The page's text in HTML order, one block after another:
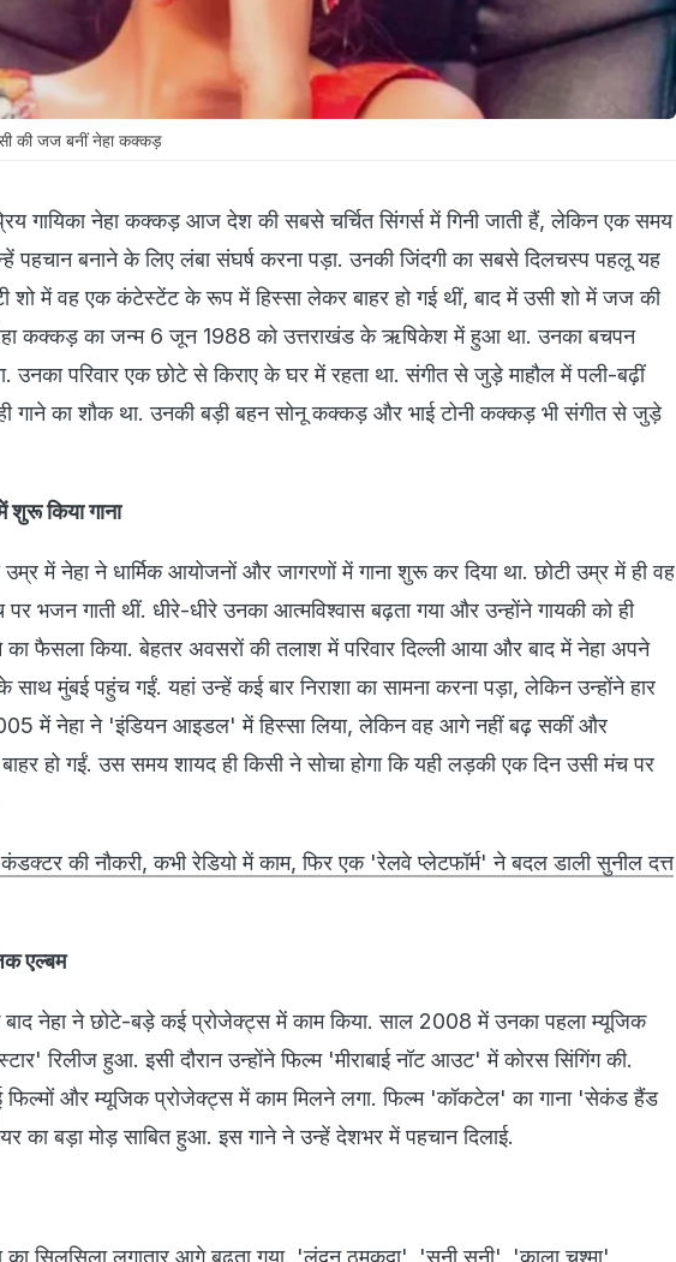
की जज बनीं नेहा कक्कड़
गायिका नेहा कक्कड़ आज देश की सबसे चर्चित सिंगर्स में गिनी जाती हैं, लेकिन एक समय
पहचान बनाने के लिए लंबा संघर्ष करना पड़ा. उनकी जिंदगी का सबसे दिलचस्प पहलू यह
शो में वह एक कंटेस्टेंट के रूप में हिस्सा लेकर बाहर हो गई थीं, बाद में उसी शो में जज की
कक्कड़ का जन्म 6 जून 1988 को उत्तराखंड के ऋषिकेश में हुआ था. उनका बचपन
उनका परिवार एक छोटे से किराए के घर में रहता था. संगीत से जुड़े माहौल में पली-बढ़ीं
गाने का शौक था. उनकी बड़ी बहन सोनू कक्कड़ और भाई टोनी कक्कड़ भी संगीत से जुड़े
शुरू किया गाना
में नेहा ने धार्मिक आयोजनों और जागरणों में गाना शुरू कर दिया था. छोटी उम्र में ही वह
पर भजन गाती थीं. धीरे-धीरे उनका आत्मविश्वास बढ़ता गया और उन्होंने गायकी को ही
का फैसला किया. बेहतर अवसरों की तलाश में परिवार दिल्ली आया और बाद में नेहा अपने
साथ मुंबई पहुंच गईं. यहां उन्हें कई बार निराशा का सामना करना पड़ा, लेकिन उन्होंने हार
में नेहा ने 'इंडियन आइडल' में हिस्सा लिया, लेकिन वह आगे नहीं बढ़ सकीं और
हो गईं. उस समय शायद ही किसी ने सोचा होगा कि यही लड़की एक दिन उसी मंच पर
की नौकरी, कभी रेडियो में काम, फिर एक 'रेलवे प्लेटफॉर्म' ने बदल डाली सुनील दत्त
एल्बम
बाद नेहा ने छोटे-बड़े कई प्रोजेक्ट्स में काम किया. साल 2008 में उनका पहला म्यूजिक
रिलीज हुआ. इसी दौरान उन्होंने फिल्म 'मीराबाई नॉट आउट' में कोरस सिंगिंग की.
फिल्मों और म्यूजिक प्रोजेक्ट्स में काम मिलने लगा. फिल्म 'कॉकटेल' का गाना 'सेकंड हैंड
का बड़ा मोड़ साबित हुआ. इस गाने ने उन्हें देशभर में पहचान दिलाई.
सिलसिला लगातार आगे बढ़ता गया. 'लंदन ठुमकदा', 'सनी सनी', 'काला चश्मा',